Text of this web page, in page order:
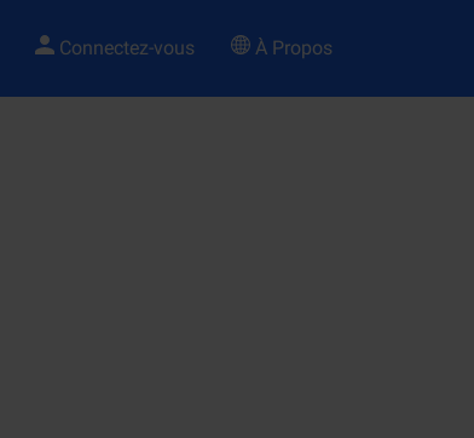
Connectez-vous À Propos